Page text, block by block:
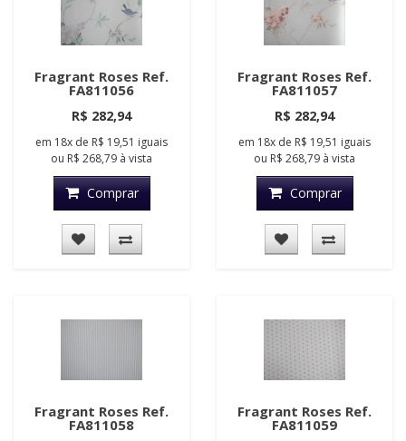
Fragrant Roses Ref.
FA811056
R$ 282,94
em 18x de R$ 19,51 iguais
ou R$ 268,79 à vista
Comprar
Fragrant Roses Ref.
FA811057
R$ 282,94
em 18x de R$ 19,51 iguais
ou R$ 268,79 à vista
Comprar
Fragrant Roses Ref.
FA811058
Fragrant Roses Ref.
FA811059